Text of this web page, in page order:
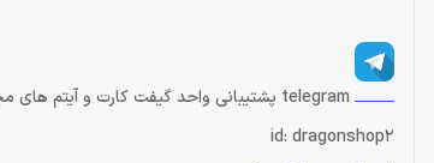
id: dragonshop2